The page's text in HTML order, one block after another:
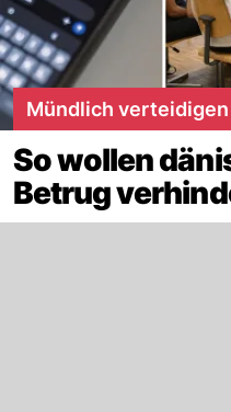
Mündlich verteidigen
So wollen
Betrug